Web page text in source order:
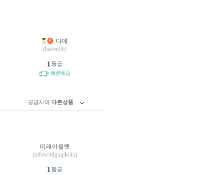
다데
(haven96)
1 등급
빠른배송
공급사의 다른상품
미래아울렛
(alfowhdgkqtkdtk)
1 등급